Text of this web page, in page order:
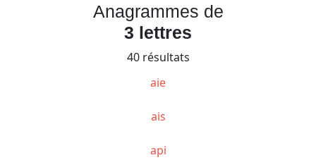
Anagrammes de
3 lettres
40 résultats
aie
ais
api